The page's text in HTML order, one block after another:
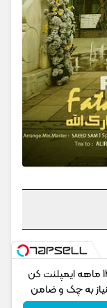
با اقساط 12 ماهه ایمپلنت کن
به چک و ضامن